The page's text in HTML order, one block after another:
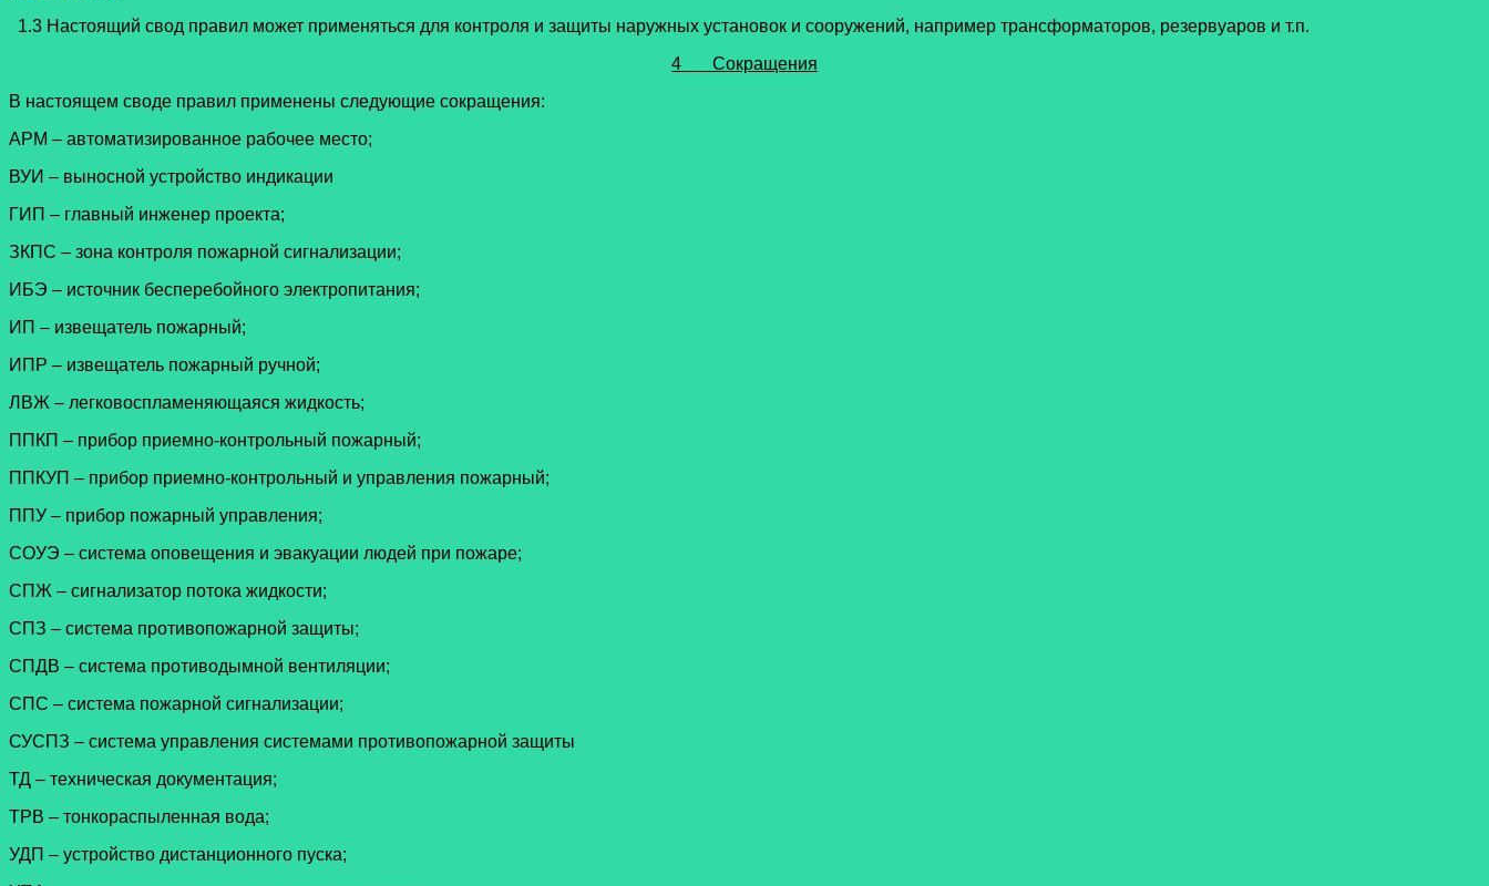
1.3 Настоящий свод правил может применяться для контроля и защиты наружных установок и сооружений, например трансформаторов, резервуаров и т.п.
4 Сокращения
В настоящем своде правил применены следующие сокращения:
АРМ – автоматизированное рабочее место;
ВУИ – выносной устройство индикации
ГИП – главный инженер проекта;
ЗКПС – зона контроля пожарной сигнализации;
ИБЭ – источник бесперебойного электропитания;
ИП – извещатель пожарный;
ИПР – извещатель пожарный ручной;
ЛВЖ – легковоспламеняющаяся жидкость;
ППКП – прибор приемно-контрольный пожарный;
ППКУП – прибор приемно-контрольный и управления пожарный;
ППУ – прибор пожарный управления;
СОУЭ – система оповещения и эвакуации людей при пожаре;
СПЖ – сигнализатор потока жидкости;
СПЗ – система противопожарной защиты;
СПДВ – система противодымной вентиляции;
СПС – система пожарной сигнализации;
СУСПЗ – система управления системами противопожарной защиты
ТД – техническая документация;
ТРВ – тонкораспыленная вода;
УДП – устройство дистанционного пуска;